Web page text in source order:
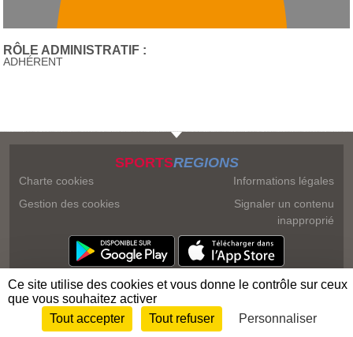
RÔLE ADMINISTRATIF :
ADHÉRENT
SPORTSREGIONS
Charte cookies
Gestion des cookies
Informations légales
Signaler un contenu
inapproprié
Envie de participer ? Connexion
Ce site utilise des cookies et vous donne le contrôle sur ceux
que vous souhaitez activer
Tout accepter
Tout refuser Personnaliser